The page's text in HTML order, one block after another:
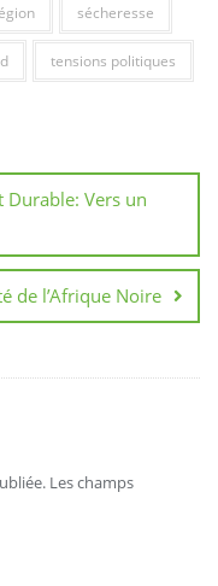
sécheresse
tensions politiques
Durable: Vers un
de l’Afrique Noire
Les champs